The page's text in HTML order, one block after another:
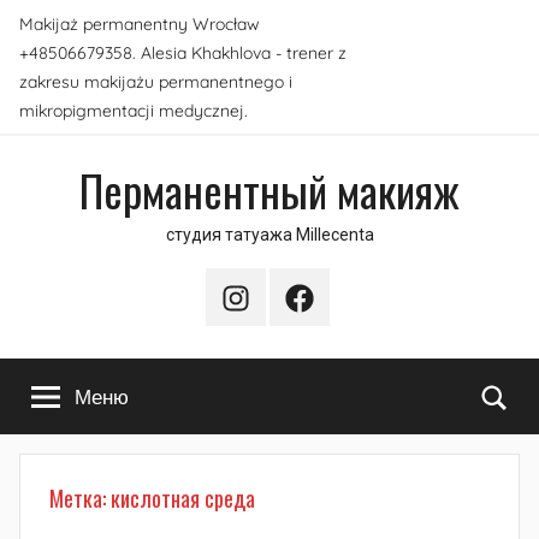
Перейти
содержимому
Makijaż permanentny Wrocław
+48506679358. Alesia Khakhlova - trener z
zakresu makijażu permanentnego i
mikropigmentacji medycznej.
Перманентный макияж
студия татуажа Millecenta
InstagramFacebook
Меню
Метка:кислотная среда